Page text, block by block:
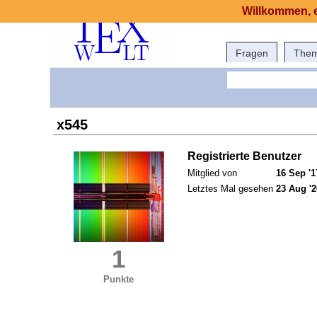
Fragen
x545
1
Punkte
Registrierte Benutzer
Mitglied von
16 Sep
Letztes Mal gesehen 23 Aug
Willkommen,